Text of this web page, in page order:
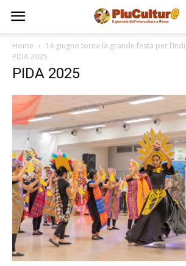
Home
14 giugno torna la grande festa per
PIDA 2025
PIDA 2025